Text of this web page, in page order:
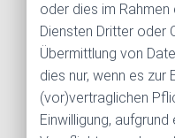
oder dies im
Diensten Dritter oder
Übermittlung von
dies nur, wenn es zur
(vor)vertraglichen
Einwilligung,